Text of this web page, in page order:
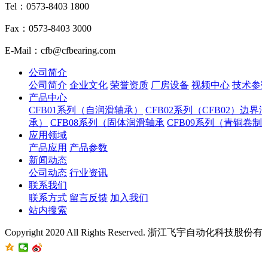
Tel：0573-8403 1800
Fax：0573-8403 3000
E-Mail：cfb@cfbearing.com
公司简介
公司简介 企业文化 荣誉资质 厂房设备 视频中心 技术
产品中心
CFB01系列（自润滑轴承）
CFB02系列（CFB02）边
承）
CFB08系列（固体润滑轴承 CFB09系列（青铜卷制
应用领域
产品应用 产品参数
新闻动态
公司动态 行业资讯
联系我们
联系方式 留言反馈 加入我们
站内搜索
Copyright 2020 All Rights Reserved. 浙江飞宇自动化科技股份